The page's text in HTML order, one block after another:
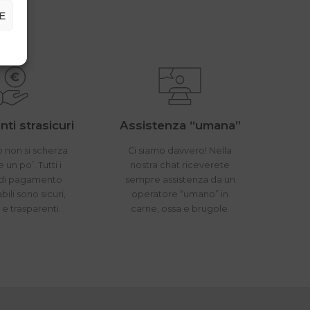
strasicuri
non si scherza
un po’. Tutti i
pagamento
sono sicuri,
trasparenti.
Assistenza “umana”
Ci siamo davvero! Nella
nostra chat riceverete
sempre assistenza da un
operatore “umano” in
carne, ossa e brugole.